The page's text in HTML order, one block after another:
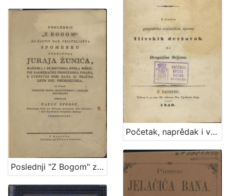
Poslednji "Z Bogom" za zadnji dar priateljstva spomeniku pokojnoga Juraja Žunića,... / alduvan po Pavlu Štoosu,...
Početak, naprědak i vrědnost literature ilirske : s kratkim geografičko-statističkim opisom ilirskih deržavah / od Dragutina Seljan